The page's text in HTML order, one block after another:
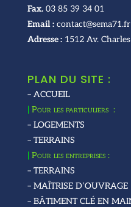
Fax.03 85 39 34 01
Email :contact@sema71.fr
Adresse :1512 Av.
PLAN DU SITE :
– ACCUEIL
| Pour les particuliers :
– LOGEMENTS
– TERRAINS
| Pour les entreprises :
– TERRAINS
– MAÎTRISE D’OUVRAGE
– BÂTIMENT CLÉ EN